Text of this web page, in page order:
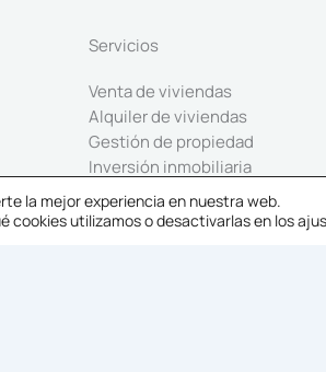
Servicios
Venta de viviendas
Alquiler de viviendas
Gestión de propiedad
Inversión inmobiliaria
la mejor experiencia en nuestra web.
cookies utilizamos o desactivarlas en los